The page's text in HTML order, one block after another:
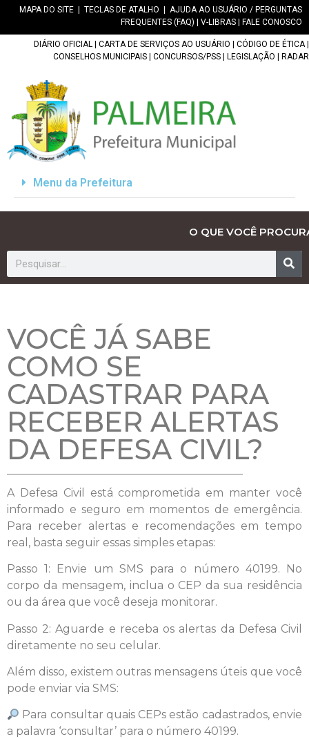
MAPA DO SITE TECLAS DE ATALHO
AJUDA AO USUÁRIO / PERGUNTAS
FREQUENTES (FAQ)
V-LIBRAS FALE CONOSCO
DIÁRIO OFICIAL CARTA DE SERVIÇOS AO USUÁRIO CÓDIGO DE ÉTICA|
CONSELHOS MUNICIPAIS
CONCURSOS/PSS LEGISLAÇÃO RADAR
Menu da Prefeitura
O QUE VOCÊ
VOCÊ JÁ SABE
COMO SE
CADASTRAR PARA
RECEBER ALERTAS
DA DEFESA CIVIL?
A Defesa Civil está comprometida em manter você
informado e seguro em momentos de emergência.
Para receber alertas e recomendações em tempo
real, basta seguir essas simples etapas:
Passo 1: Envie um SMS para o número 40199. No
corpo da mensagem, inclua o CEP da sua residência
ou da área que você deseja monitorar.
Passo 2: Aguarde e receba os alertas da Defesa Civil
diretamente no seu celular.
Além disso, existem outras mensagens úteis que você
pode enviar via SMS:
Para consultar quais CEPs estão cadastrados, envie
a palavra ‘consultar’ para o número 40199.